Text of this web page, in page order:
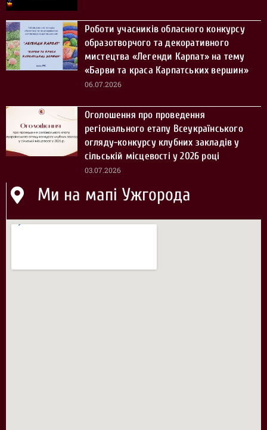
Роботи учасників обласного конкурсу
образотворчого та декоративного
мистецтва «Легенди Карпат» на тему
«Барви та краса Карпатських вершин»
06.07.2026
Оголошення про проведення
регіонального етапу Всеукраїнського
огляду-конкурсу клубних закладів у
сільській місцевості у 2026 році
03.07.2026
Ми на мапі Ужгорода